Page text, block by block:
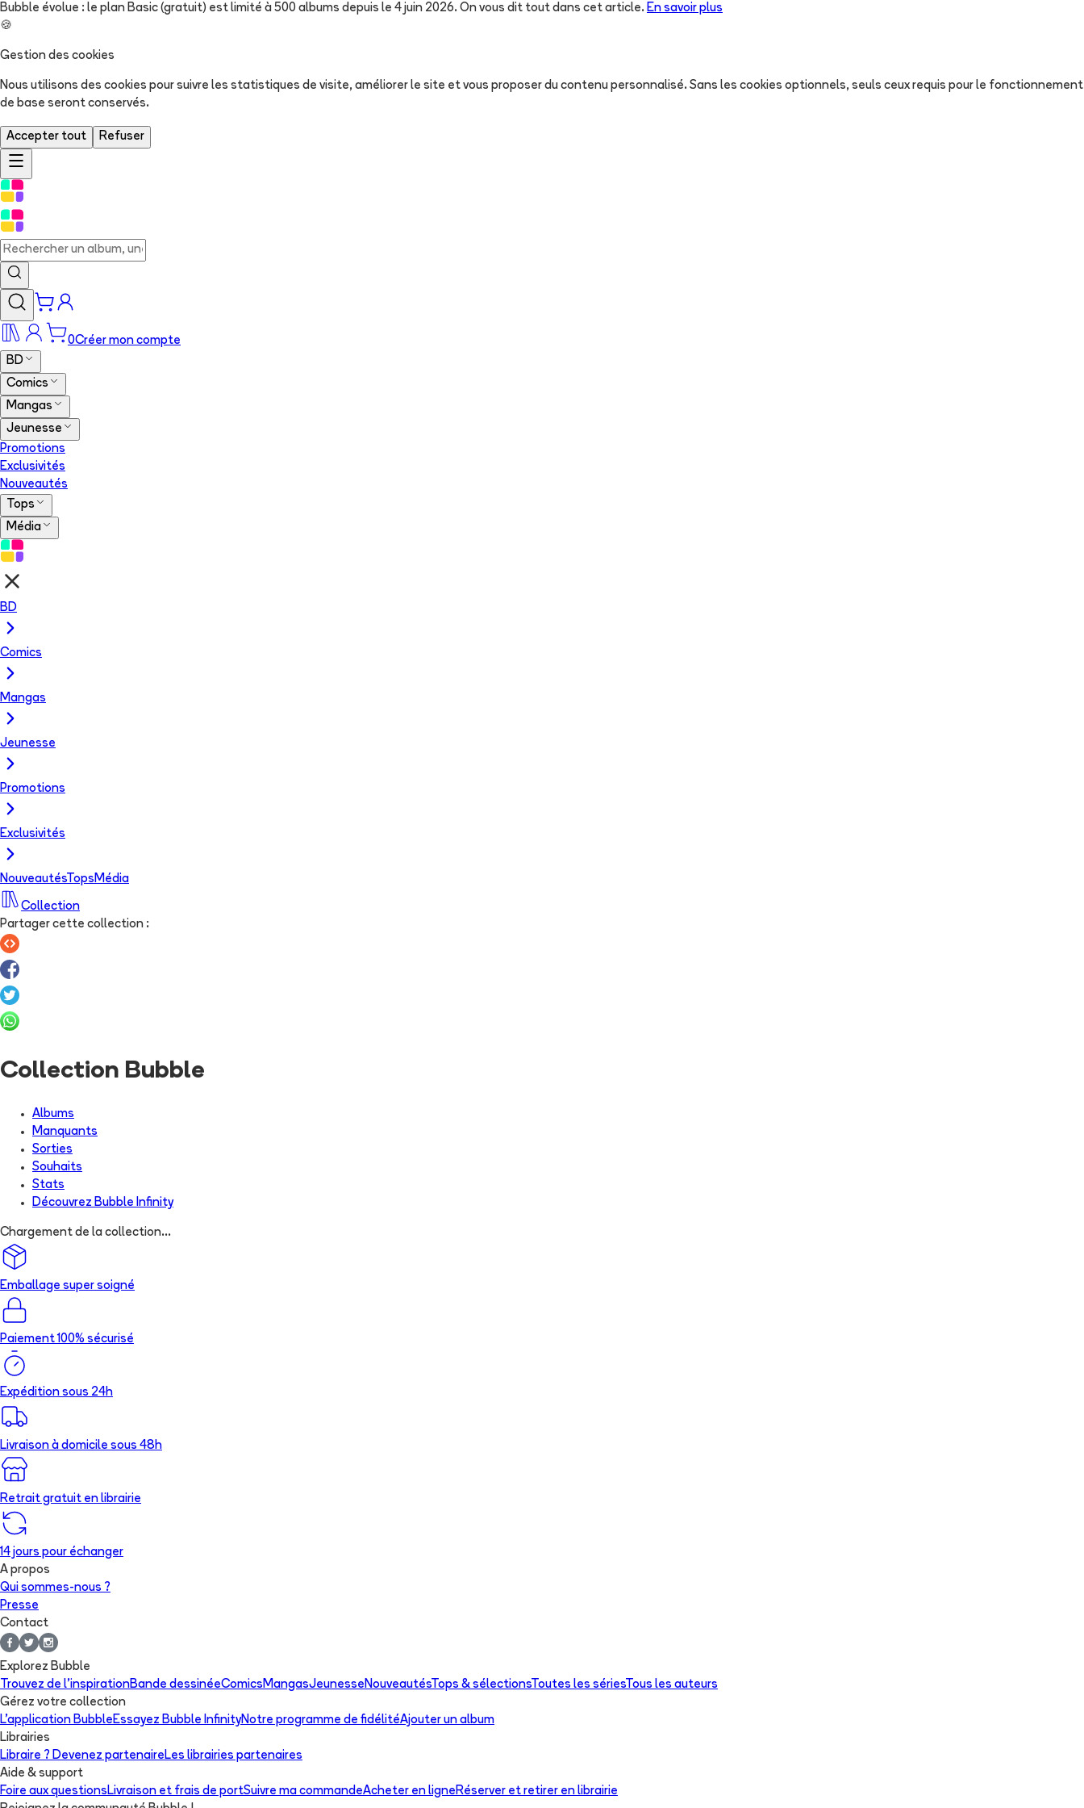
Bubble évolue : le plan Basic (gratuit) est limité à 500 albums depuis le 4 juin 2026. On vous dit tout dans cet article. En savoir plus
🍪
Gestion des cookies
Nous utilisons des cookies pour suivre les statistiques de visite, améliorer le site et vous proposer du contenu personnalisé. Sans les cookies optionnels, seuls ceux requis pour le fonctionnement
de base seront conservés.
Accepter tout Refuser
0Créer mon compte
BD
Comics
Mangas
Jeunesse
Promotions
Exclusivités
Nouveautés
Tops
Média
BD
Comics
Mangas
Jeunesse
Promotions
Exclusivités
NouveautésTops Média
Collection
Partager cette collection :
Collection Bubble
Albums
Manquants
Sorties
Souhaits
Stats
Découvrez Bubble Infinity
Chargement de la collection...
Emballage super soigné
Paiement 100% sécurisé
Expédition sous 24h
Livraison à domicile sous 48h
Retrait gratuit en librairie
14 jours pour échanger
A propos
Qui sommes-nous ?
Presse
Contact
Explorez Bubble
Trouvez de l'inspirationBande dessinéeComicsMangasJeunesseNouveautésTops & sélectionsToutes les sériesTous les auteurs
Gérez votre collection
L'application BubbleEssayez Bubble InfinityNotre programme de fidélitéAjouter un album
Librairies
Libraire ? Devenez partenaireLes librairies partenaires
Aide & support
Foire aux questionsLivraison et frais de portSuivre ma commandeAcheter en ligneRéserver et retirer en librairie